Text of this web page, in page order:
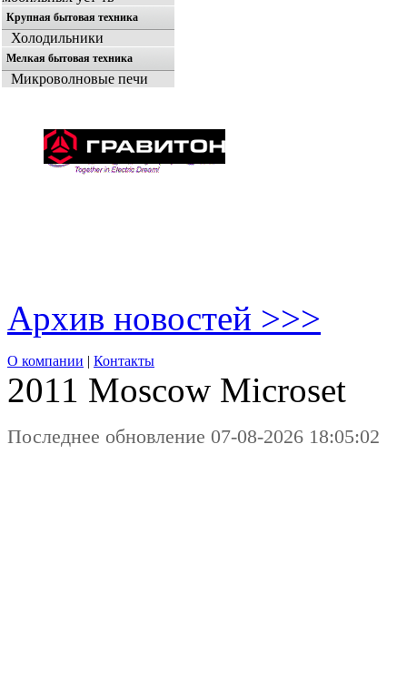
Крупная бытовая техника
Холодильники
Мелкая бытовая техника
Микроволновые печи
Архив новостей >>>
О компании | Контакты
2011 Moscow Microset
Последнее обновление 07-08-2026 18:05:02